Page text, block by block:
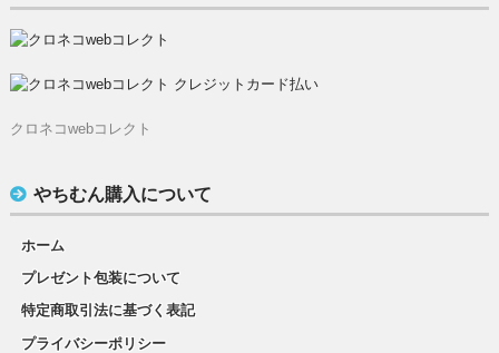
クロネコwebコレクト
やちむん購入について
ホーム
プレゼント包装について
特定商取引法に基づく表記
プライバシーポリシー